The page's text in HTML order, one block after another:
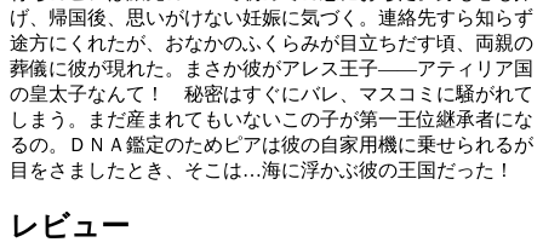
げ、帰国後、思いがけない妊娠に気づく。連絡先すら知らず
途方にくれたが、おなかのふくらみが目立ちだす頃、両親の
葬儀に彼が現れた。まさか彼がアレス王子――アティリア国
の皇太子なんて！ 秘密はすぐにバレ、マスコミに騒がれて
しまう。まだ産まれてもいないこの子が第一王位継承者にな
るの。ＤＮＡ鑑定のためピアは彼の自家用機に乗せられるが
目をさましたとき、そこは…海に浮かぶ彼の王国だった！
レビュー